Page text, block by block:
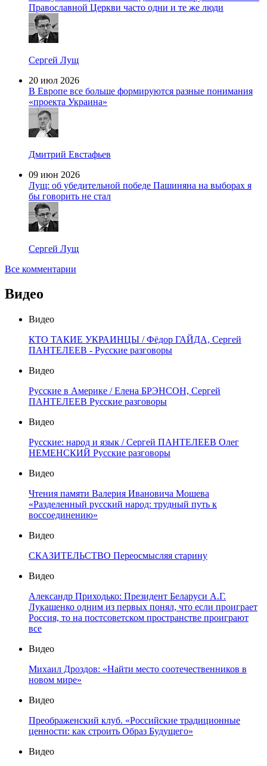
Православной Церкви часто одни и те же люди
Сергей Лущ
20 июл 2026
В Европе все больше формируются разные понимания
«проекта Украина»
Дмитрий Евстафьев
09 июн 2026
Лущ: об убедительной победе Пашиняна на выборах я
бы говорить не стал
Сергей Лущ
Все комментарии
Видео
Видео
КТО ТАКИЕ УКРАИНЦЫ / Фёдор ГАЙДА, Сергей
ПАНТЕЛЕЕВ - Русские разговоры
Видео
Русские в Америке / Елена БРЭНСОН, Сергей
ПАНТЕЛЕЕВ Русские разговоры
Видео
Русские: народ и язык / Сергей ПАНТЕЛЕЕВ Олег
НЕМЕНСКИЙ Русские разговоры
Видео
Чтения памяти Валерия Ивановича Мошева
«Разделенный русский народ: трудный путь к
воссоединению»
Видео
СКАЗИТЕЛЬСТВО Переосмысляя старину
Видео
Александр Приходько: Президент Беларуси А.Г.
Лукашенко одним из первых понял, что если проиграет
Россия, то на постсоветском пространстве проиграют
все
Видео
Михаил Дроздов: «Найти место соотечественников в
новом мире»
Видео
Преображенский клуб. «Российские традиционные
ценности: как строить Образ Будущего»
Видео